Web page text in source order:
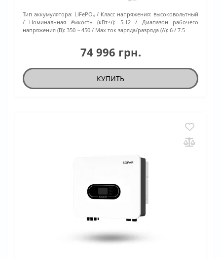
Тип аккумулятора: LiFePO₄ Класс напряжения: высоковольтный
Номинальная ёмкость (кВт·ч):
5.12
Диапазон рабочего
напряжения (В): 350 ~ 450 Max ток заряда/разряда (А): 6 / 7.5
74 996 грн.
КУПИТЬ